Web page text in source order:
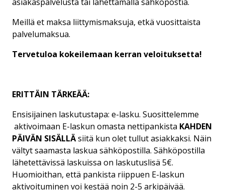
Meillä et maksa liittymismaksuja, etkä vuosittaista
palvelumaksua.
Tervetuloa kokeilemaan kerran veloituksetta!
ERITTÄIN TÄRKEÄÄ:
Ensisijainen laskutustapa: e-lasku. Suosittelemme
aktivoimaan E-laskun omasta nettipankista KAHDEN
PÄIVÄN SISÄLLÄsiitä kun olet tullut asiakkaksi. Näin
vältyt saamasta laskua sähköpostilla. Sähköpostilla
lähetettävissä laskuissa on laskutuslisä 5€.
Huomioithan, että pankista riippuen E-laskun
aktivoituminen voi kestää noin 2-5 arkipäivää.